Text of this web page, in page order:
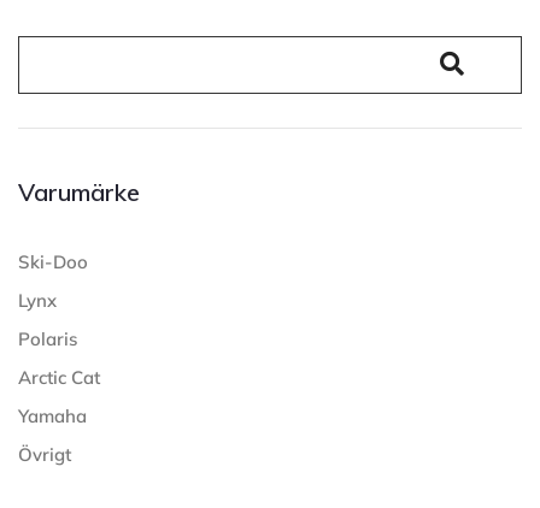
Varumärke
Ski-Doo
Lynx
Polaris
Arctic Cat
Yamaha
Övrigt